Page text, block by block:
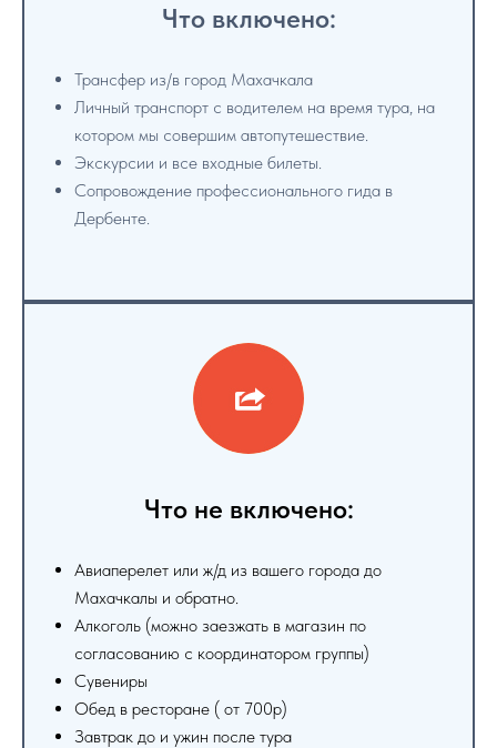
Что включено:
Трансфер из/в город Махачкала
Личный транспорт с водителем на время тура, на
котором мы совершим автопутешествие.
Экскурсии и все входные билеты.
Сопровождение профессионального гида в
Дербенте.
Что не включено:
Авиаперелет или ж/д из вашего города до
Махачкалы и обратно.
Алкоголь (можно заезжать в магазин по
согласованию с координатором группы)
Сувениры
Обед в ресторане ( от 700р)
Завтрак до и ужин после тура